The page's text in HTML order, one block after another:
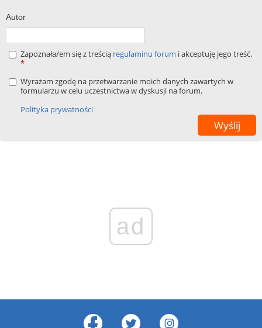
Autor
Zapoznała/em się z treścią regulaminu forum i akceptuję jego treść.
*
Wyrażam zgodę na przetwarzanie moich danych zawartych w
formularzu w celu uczestnictwa w dyskusji na forum.
Polityka prywatności
ad